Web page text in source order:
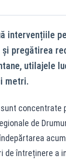
intervențiile
pregătirea
utilajele
metri.
de
de întreținere